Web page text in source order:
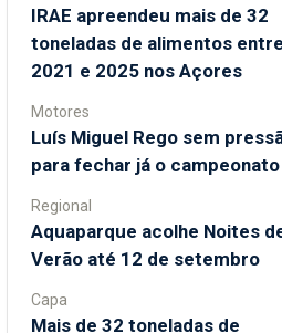
IRAE apreendeu mais de 32
toneladas de alimentos
2021 e 2025 nos Açores
Motores
Luís Miguel Rego sem
para fechar já o campeonato
Regional
Aquaparque acolhe Noites
Verão até 12 de setembro
Capa
Mais de 32 toneladas de